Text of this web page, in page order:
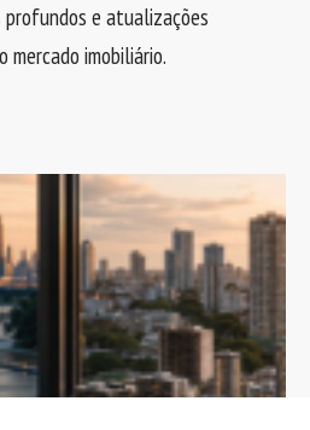
e atualizações
mercado imobiliário.